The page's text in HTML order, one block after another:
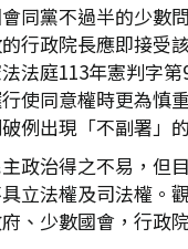
同黨不過半的少數
行政院長應即接受
法庭113年憲判字
使同意權時更為慎
例出現「不副署」
政治得之不易，但
立法權及司法權。
、少數國會，行政